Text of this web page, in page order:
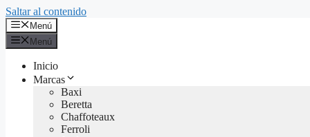
Saltar al contenido
Menú
Menú
Inicio
Marcas
Baxi
Beretta
Chaffoteaux
Ferroli